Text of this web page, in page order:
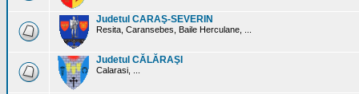
Judetul CARAŞ-SEVERIN
Resita, Caransebes, Baile Herculane, ...
Judetul CĂLĂRAŞI
Calarasi, ...